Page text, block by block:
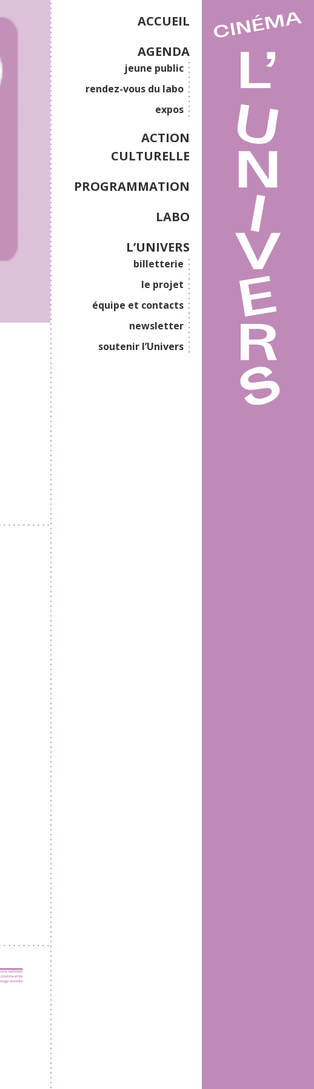
ACCUEIL
AGENDA
jeune public
rendez-vous du labo
expos
ACTION
CULTURELLE
PROGRAMMATION
LABO
L’UNIVERS
billetterie
le projet
équipe et contacts
newsletter
soutenir l’Univers